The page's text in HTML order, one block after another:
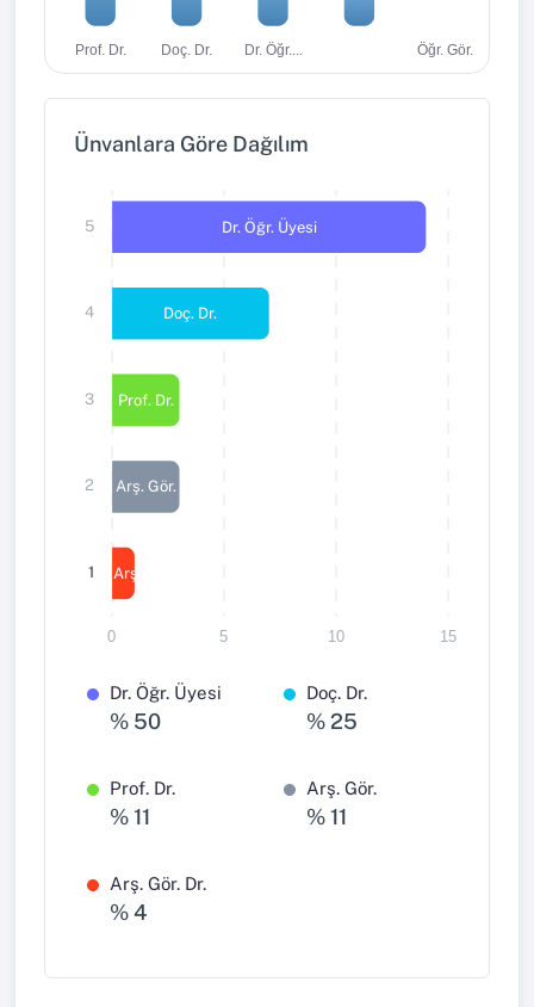
Prof. Dr. Doç. Dr. Dr. Öğr.... Öğr. Gör.
Ünvanlara Göre Dağılım
Dr. Öğr. Üyesi
Doç. Dr.
Prof. Dr.
Arş. Gör.
Arş. Gör. Dr.
5
4
3
2
1
15
10
5
0
Dr. Öğr. Üyesi
% 50
Doç. Dr.
% 25
Prof. Dr.
% 11
Arş. Gör.
% 11
Arş. Gör. Dr.
% 4